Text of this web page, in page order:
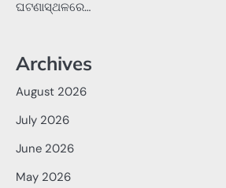
ଘଟଣାସ୍ଥଳରେ…
Archives
August 2026
July 2026
June 2026
May 2026